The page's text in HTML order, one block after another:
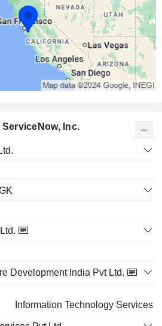
Inc.
Development India Pvt Ltd.
Information Technology Services